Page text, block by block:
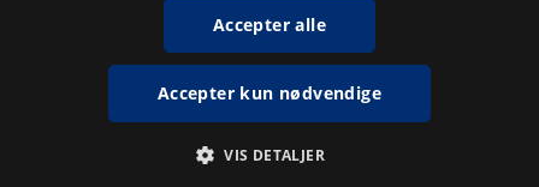
Accepter alle
Accepter kun nødvendige
VIS DETALJER